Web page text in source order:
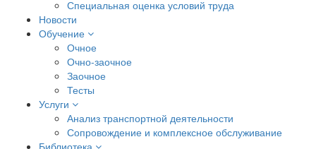
Специальная оценка условий труда
Новости
Обучение
Очное
Очно-заочное
Заочное
Тесты
Услуги
Анализ транспортной деятельности
Сопровождение и комплексное обслуживание
Библиотека